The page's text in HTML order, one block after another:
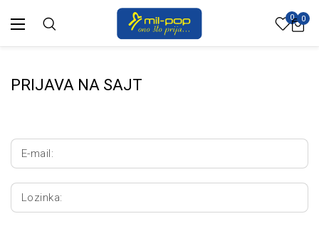
0 0
PRIJAVA NA SAJT
E-mail:
Lozinka: